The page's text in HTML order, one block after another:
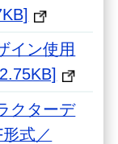
イン使用
クターデ
式／